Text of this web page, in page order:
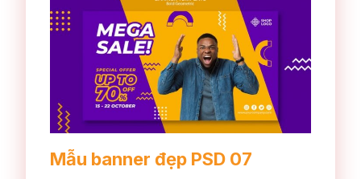
Mẫu banner đẹp PSD 07